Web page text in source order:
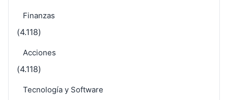
Finanzas
(4.118)
Acciones
(4.118)
Tecnología y Software